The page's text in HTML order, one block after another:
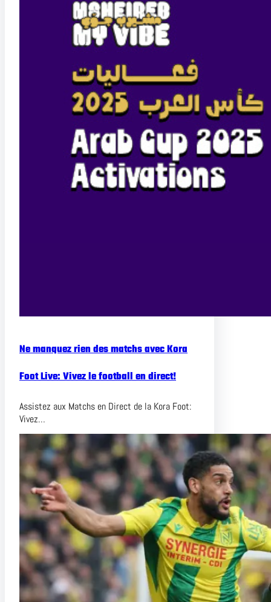
Ne manquez rien des matchs avec Kora
Foot Live: Vivez le football en direct!
Assistez aux Matchs en Direct de la Kora Foot:
Vivez…